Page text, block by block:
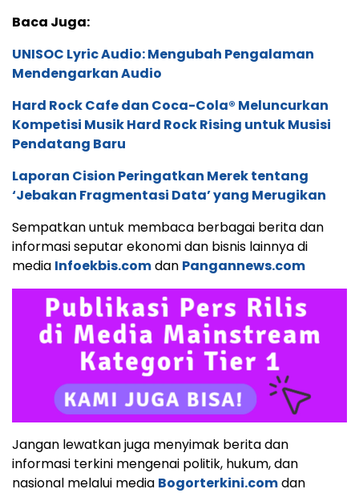
Baca Juga:
UNISOC Lyric Audio: Mengubah Pengalaman
Mendengarkan Audio
Hard Rock Cafe dan Coca-Cola® Meluncurkan
Kompetisi Musik Hard Rock Rising untuk Musisi
Pendatang Baru
Laporan Cision Peringatkan Merek tentang
‘Jebakan Fragmentasi Data’ yang Merugikan
Sempatkan untuk membaca berbagai berita dan
informasi seputar ekonomi dan bisnis lainnya di
media Infoekbis.comdan Pangannews.com
Jangan lewatkan juga menyimak berita dan
informasi terkini mengenai politik, hukum, dan
nasional melalui media Bogorterkini.comdan